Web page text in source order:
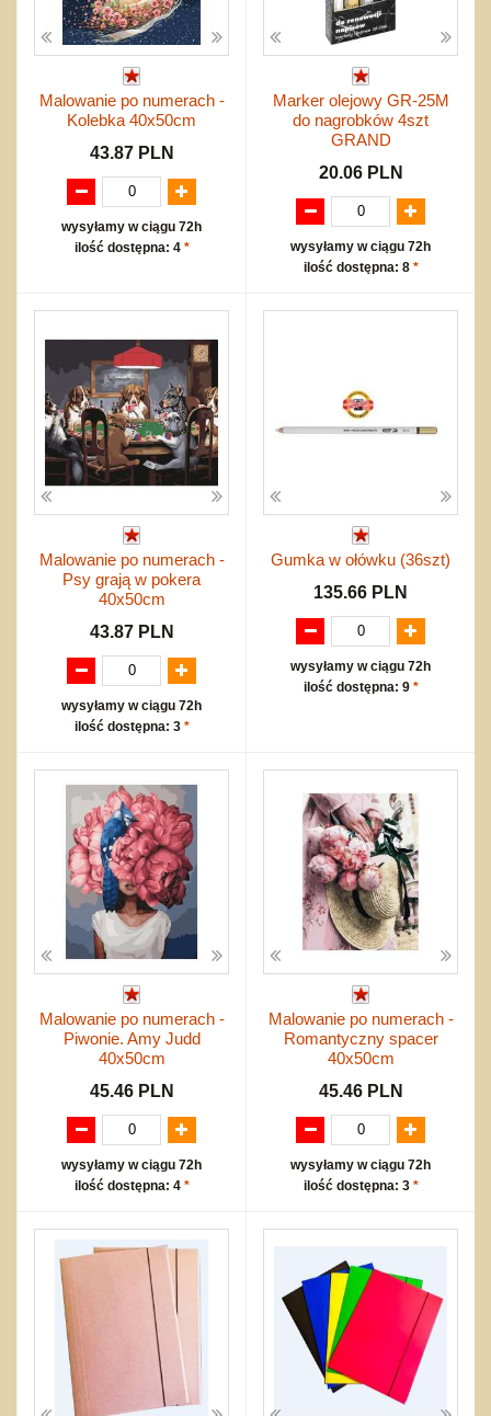
Malowanie po numerach -
Kolebka 40x50cm
43.87 PLN
wysyłamy w ciągu 72h
ilość dostępna: 4 *
Marker olejowy GR-25M
do nagrobków 4szt
GRAND
20.06 PLN
wysyłamy w ciągu 72h
ilość dostępna: 8 *
Malowanie po numerach -
Psy grają w pokera
40x50cm
43.87 PLN
wysyłamy w ciągu 72h
ilość dostępna: 3 *
Gumka w ołówku (36szt)
135.66 PLN
wysyłamy w ciągu 72h
ilość dostępna: 9 *
Malowanie po numerach -
Piwonie. Amy Judd
40x50cm
45.46 PLN
wysyłamy w ciągu 72h
ilość dostępna: 4 *
Malowanie po numerach -
Romantyczny spacer
40x50cm
45.46 PLN
wysyłamy w ciągu 72h
ilość dostępna: 3 *